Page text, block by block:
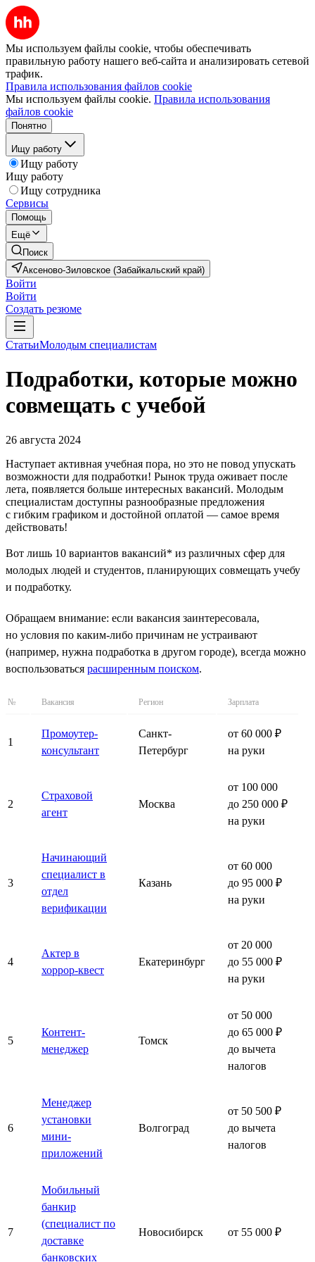
Мы используем файлы cookie, чтобы обеспечивать
правильную работу нашего веб-сайта и анализировать сетевой
трафик.
Правила использования файлов cookie
Мы используем файлы cookie. Правила использования
файлов cookie
Понятно
Ищу работу
Ищу работу
Ищу работу
Ищу сотрудника
Сервисы
Помощь
Ещё
Поиск
Аксеново-Зиловское (Забайкальский край)
Войти
Войти
Создать резюме
СтатьиМолодым специалистам
Подработки, которые можно
совмещать с учебой
26 августа 2024
Наступает активная учебная пора, но это не повод упускать
возможности для подработки! Рынок труда оживает после
лета, появляется больше интересных вакансий. Молодым
специалистам доступны разнообразные предложения
с гибким графиком и достойной оплатой — самое время
действовать!
Вот лишь 10 вариантов вакансий* из различных сфер для
молодых людей и студентов, планирующих совмещать учебу
и подработку.
Обращаем внимание: если вакансия заинтересовала,
но условия по каким-либо причинам не устраивают
(например, нужна подработка в другом городе), всегда можно
воспользоваться расширенным поиском.
№ Вакансия Регион Зарплата
1
Промоутер-
консультант
Санкт-
Петербург
от 60 000 ₽
на руки
2
Страховой
агент
Москва
от 100 000
до 250 000 ₽
на руки
3
Начинающий
специалист в
отдел
верификации
Казань
от 60 000
до 95 000 ₽
на руки
4
Актер в
хоррор-квест
Екатеринбург
от 20 000
до 55 000 ₽
на руки
5
Контент-
менеджер
Томск
от 50 000
до 65 000 ₽
до вычета
налогов
6
Менеджер
установки
мини-
приложений
Волгоград
от 50 500 ₽
до вычета
налогов
7
Мобильный
банкир
(специалист по
доставке
банковских
Новосибирск от 55 000 ₽